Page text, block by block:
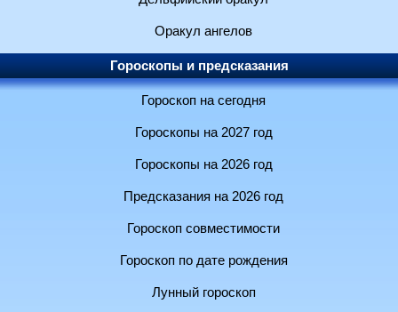
Оракул ангелов
Гороскопы и предсказания
Гороскоп на сегодня
Гороскопы на 2027 год
Гороскопы на 2026 год
Предсказания на 2026 год
Гороскоп совместимости
Гороскоп по дате рождения
Лунный гороскоп